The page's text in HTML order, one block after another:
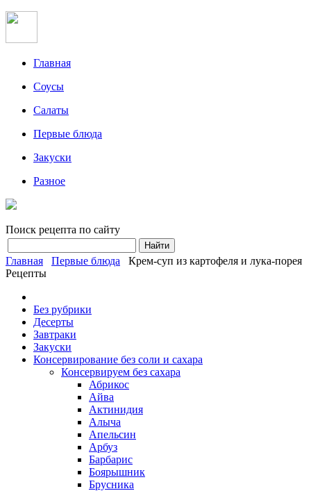
Главная
Соусы
Салаты
Первые блюда
Закуски
Разное
Поиск рецепта по сайту
Главная Первые блюда
Крем-суп из картофеля и лука-порея
Рецепты
Без рубрики
Десерты
Завтраки
Закуски
Консервирование без соли и сахара
Консервируем без сахара
Абрикос
Айва
Актинидия
Алыча
Апельсин
Арбуз
Барбарис
Боярышник
Брусника